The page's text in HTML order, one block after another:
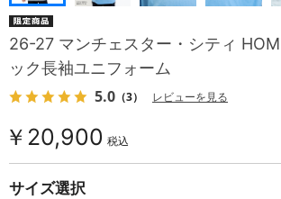
26-27 マンチェスター・シティ
ック長袖ユニフォーム
5.0 （3） レビューを見る
￥20,900 税込
サイズ選択